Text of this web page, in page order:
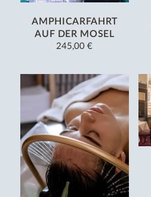
AMPHICARFAHRT
AUF DER MOSEL
245,00 €